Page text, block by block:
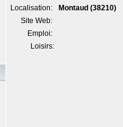
Localisation:
Montaud (38210)
Site Web:
Emploi:
Loisirs: